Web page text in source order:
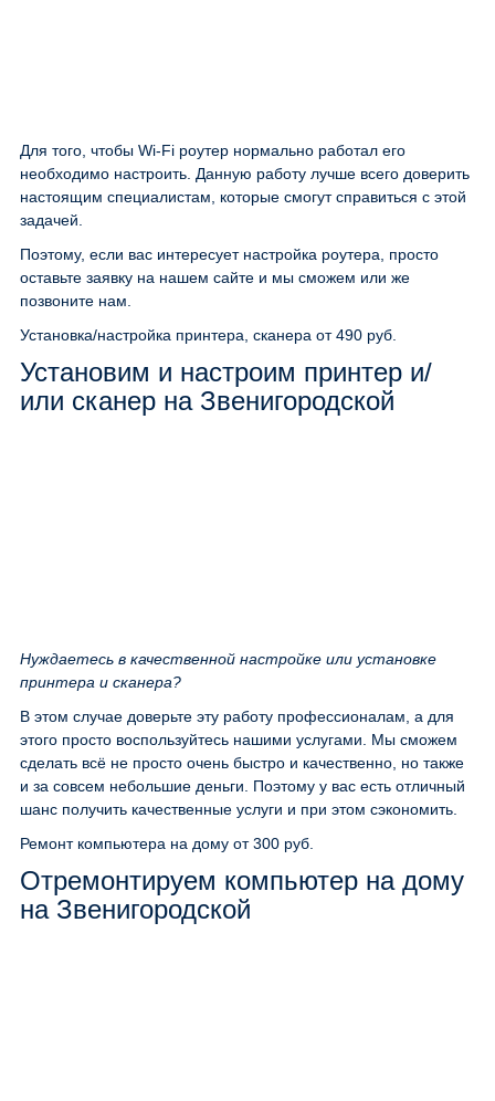
Для того, чтобы Wi-Fi роутер нормально работал его
необходимо настроить. Данную работу лучше всего доверить
настоящим специалистам, которые смогут справиться с этой
задачей.
Поэтому, если вас интересует настройка роутера, просто
оставьте заявку на нашем сайте и мы сможем или же
позвоните нам.
Установка/настройка принтера, сканера от 490 руб.
Установим и настроим принтер и/
или сканер на Звенигородской
Нуждаетесь в качественной настройке или установке
принтера и сканера?
В этом случае доверьте эту работу профессионалам, а для
этого просто воспользуйтесь нашими услугами. Мы сможем
сделать всё не просто очень быстро и качественно, но также
и за совсем небольшие деньги. Поэтому у вас есть отличный
шанс получить качественные услуги и при этом сэкономить.
Ремонт компьютера на дому от 300 руб.
Отремонтируем компьютер на дому
на Звенигородской